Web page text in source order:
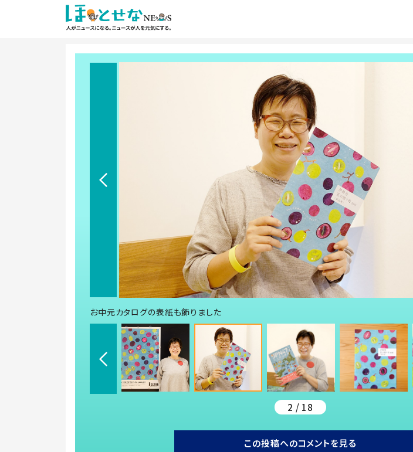
お中元カタログの表紙も飾りました
2 / 18
この投稿へのコメントを見る